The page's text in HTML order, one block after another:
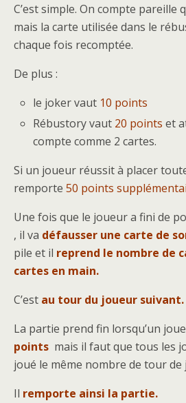
C’est simple. On compte pareille
mais la carte utilisée dans le
chaque fois recomptée.
De plus :
le joker vaut 10 points
Rébustory vaut 20 points et
compte comme 2 cartes.
Si un joueur réussit à placer
remporte 50 points
Une fois que le joueur a fini de
, il va défausser une carte de
pile et il reprend le nombre de
cartes en main.
C’est au tour du joueur suivant.
La partie prend fin lorsqu’un
points mais il faut que tous les
joué le même nombre de tour de
Il remporte ainsi la partie.